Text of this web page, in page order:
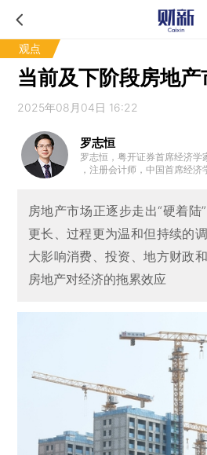
观点
当前及下阶段房地
2025年08月04日 16:22
罗志恒
罗志恒，粤开证券首席经济
，注册会计师，中国首席经
分析师。2023年7月受邀参加
会并做发言。主要研究方向
房地产市场正逐步走出“硬着陆
更长、过程更为温和但持续的
大影响消费、投资、地方财政
房地产对经济的拖累效应